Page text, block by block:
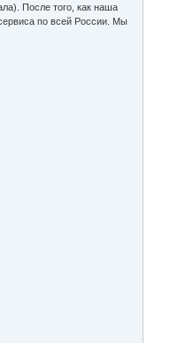
После того, как наша
по всей России. Мы